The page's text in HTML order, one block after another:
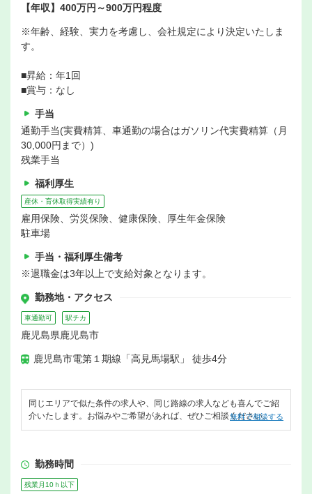
【年収】400万円～900万円程度
※年齢、経験、実力を考慮し、会社規定により決定いたしま
す。
■昇給：年1回
■賞与：なし
手当
通勤手当(実費精算、車通勤の場合はガソリン代実費精算（月
30,000円まで）)
残業手当
福利厚生
産休・育休取得実績有り
雇用保険、労災保険、健康保険、厚生年金保険
駐車場
手当・福利厚生備考
※退職金は3年以上で支給対象となります。
勤務地・アクセス
車通勤可 駅チカ
鹿児島県鹿児島市
鹿児島市電第１期線「高見馬場駅」 徒歩4分
同じエリアで似た条件の求人や、同じ路線の求人なども喜んでご紹
介いたします。お悩みやご希望があれば、ぜひご相談ください。
無料で相談する
勤務時間
残業月10ｈ以下